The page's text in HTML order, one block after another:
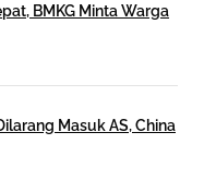
BMKG Minta Warga
Masuk AS, China